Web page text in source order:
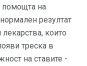
помощта на
резултат
които
треска в
на ставите -